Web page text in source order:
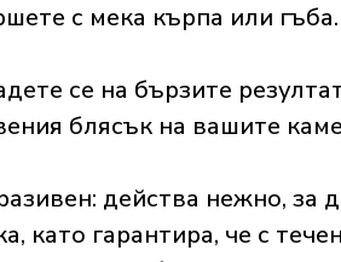
с мека кърпа или гъба.
се на бързите
блясък на вашите
действа нежно, за
като гарантира, че с